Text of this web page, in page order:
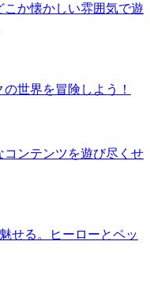
か懐かしい雰囲気で遊
世界を冒険しよう！
ンテンツを遊び尽くせ
せる。ヒーローとペッ